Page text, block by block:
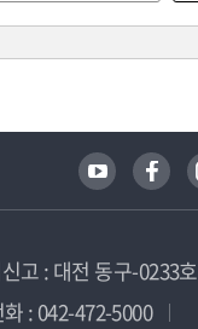
고 : 대전 동구-0233호
: 042-472-5000